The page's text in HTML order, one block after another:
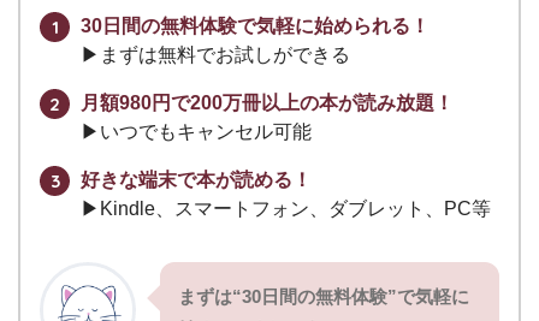
30日間の無料体験で気軽に始められる！
▶︎まずは無料でお試しができる
月額980円で200万冊以上の本が読み放題！
▶︎いつでもキャンセル可能
好きな端末で本が読める！
▶︎Kindle、スマートフォン、ダブレット、PC等
まずは“30日間の無料体験”で気軽に